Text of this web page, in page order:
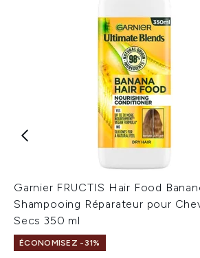
Garnier FRUCTIS Hair Food
Shampooing Réparateur pour
Secs 350 ml
ÉCONOMISEZ -31%